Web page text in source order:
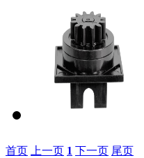
首页 上一页 1 下一页 尾页